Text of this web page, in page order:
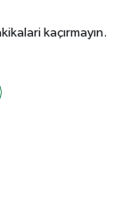
kaçırmayın.